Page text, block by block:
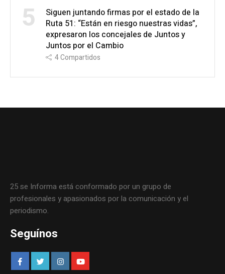
5
Siguen juntando firmas por el estado de la
Ruta 51: “Están en riesgo nuestras vidas”,
expresaron los concejales de Juntos y
Juntos por el Cambio
4Compartidos
25 se Informa está conformado por un grupo de
profesionales y apasionados por la comunicación y el
periodismo.
Seguínos